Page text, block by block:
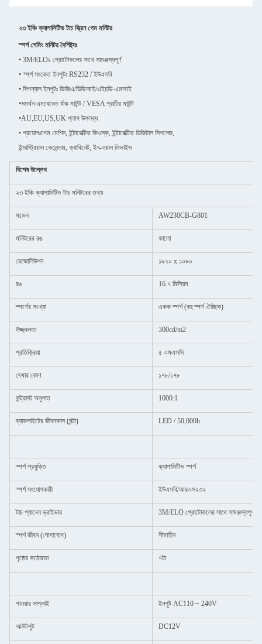
২৩ ইঞ্চি ক্যাপাসিটিভ টাচ স্ক্রিন গেম মনিটর
স্পর্শ গেমিং মনিটর বৈশিষ্ট্যঃ
• 3M/ELOs প্রোটোকলের সাথে সামঞ্জস্যপূর্ণ
• স্পর্শ সংকেত ইনপুটঃ RS232 / ইউএসবি
• সিগন্যাল ইনপুটঃ ভিজিএ/ডিভিআই/এইচডি-এমআই
•সমর্থন এমবেডেড র্যাক মাউন্ট / VESA প্রাচীর মাউন্ট
•AU,EU,US,UK প্লাগ উপলব্ধ
• প্রয়োগঃগেম মেশিন, ইন্টারেক্টিভ কিওস্ক, ইন্টারেক্টিভ ডিজিটাল সিগনেজ,
ইন্ডাস্ট্রিয়াল কেলেন্ডার, ক্যাবিনেট, ইন-ওয়াল ডিভাইস
বিশেষ উল্লেখ
২৩ ইঞ্চি ক্যাপাসিটিভ টাচ মনিটরের তথ্য
মডেল AW230CB-G801
মনিটরের রঙ কালো
রেজোলিউশন ১৯২০ x ১০৮০
রঙ 16.৭ মিলিয়ন
স্পর্শের সংখ্যা একক স্পর্শ (বহু স্পর্শ ঐচ্ছিক)
উজ্জ্বলতা 300cd/m2
প্রতিক্রিয়া ৫ এমএসসি
দেখার কোণ ১৭৮/১৭৮
কন্ট্রাস্ট অনুপাত 1000:1
ব্যাকলাইটের জীবনকাল (ঘন্টা) LED / 50,000h
স্পর্শ প্রযুক্তি ক্যাপাসিটিভ স্পর্শ
স্পর্শ সংযোগকারী ইউএসবি/আরএস২৩২
টাচ প্যানেল ড্রাইভার 3M/ELO প্রোটোকলের সাথে সামঞ্জস্যপূর্ণ
স্পর্শ জীবন (যোগাযোগ) সীমাহীন
পৃষ্ঠের কঠোরতা ৭টা
পাওয়ার সাপ্লাই ইনপুট AC110 ~ 240V
আউটপুট DC12V